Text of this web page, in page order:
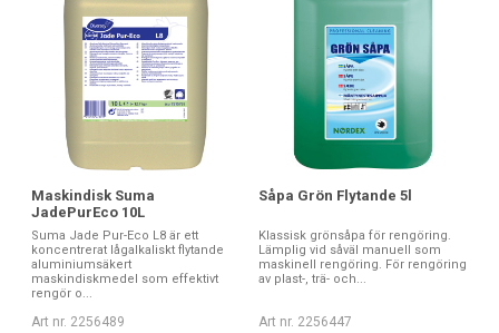
Maskindisk Suma
JadePurEco 10L
Suma Jade Pur-Eco L8 är ett
koncentrerat lågalkaliskt flytande
aluminiumsäkert
maskindiskmedel som effektivt
rengör o...
Art nr. 2256489
Såpa Grön Flytande 5l
Klassisk grönsåpa för rengöring.
Lämplig vid såväl manuell som
maskinell rengöring. För rengöring
av plast-, trä- och...
Art nr. 2256447